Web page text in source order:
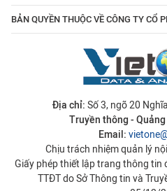
BẢN QUYỀN THUỘC VỀ CÔNG TY CỔ
Địa chỉ: Số 3, ngõ 20
Truyền thông - Quảng
Email:
Chịu trách nhiệm quản lý
Giấy phép thiết lập trang thông tin
TTĐT do Sở Thông tin và